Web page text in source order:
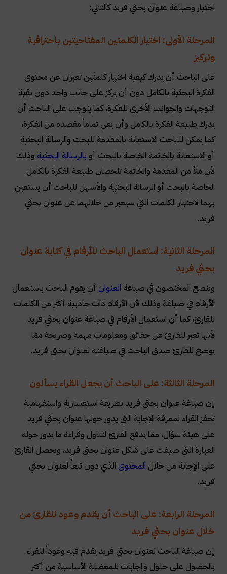
اختيار وصياغة عنوان بحثي فريد كالتالي:
المرحلة الأولى: اختيار الكلمتين المفتاحيتين باحترافية
وتركيز
على الباحث أن يدرك كيفية اختيار كلمتين تعبران عن محتوى
الفكرة البحثية بالكامل دون أن يركز على جانب واحد دون بقية
التوجهات والجوانب الأخرى للفكرة، كما يتوجب على الباحث أن
يدرك طبيعة الفكرة بالكامل وأن يعي تماماً مقصده من الفكرة،
كما يمكن للباحث الاستعانة بالمقدمة للبحث والرسالة البحثية
أو الاستعانة بالخاتمة الخاصة بالبحث أو بالرسالة البحثية وذلك
لأن ملاً من المقدمة والخاتمة تلخصان طبيعة الفكرة بالكامل
الخاصة بالبحث أو الرسالة البحثية والأسهل للباحث أن يستعين
بهما لاختيار الكلمات التي سيعبر من خلالهما عن عنوان بحثي
فريد.
المرحلة الثانية: استعمال الباحث للأرقام في كتابة عنوان
بحثي فريد
وينصح المختصون في صياغة العنوان أن يقوم الباحث باستعمال
الأرقام في صياغة وذلك لأن الأرقام ذات جاذبية أكثر من الكلمات
للقارئ، كما أن استعمال الأرقام في صياغة عنوان بحثي فريد
لأنها تعبر للقارئ عن حقائق ومعلومات مهمة وصريحة ممّا
يوضح للقارئ صدق الباحث في صياغته لعنوان بحثي فريد.
المرحلة الثالثة: على الباحث أن يجعل القراء يسألون
إن صياغة عنوان بحثي فريد بطريقة استفسارية واستفهامية
تحفز القراء لمعرفة الإجابة التي يدور حولها عنوان بحثي فريد
على هيئة سؤال، ممّا يدفع القارئ لتناول وقراءة ما يدور حوله
العبارة التي صيغت على شكل عنوان بحثي فريد، ويحصل القارئ
على الإجابة من خلال المحتوى الذي دون تبعاً لعنوان بحثي
فريد.
المرحلة الرابعة: على الباحث أن يقدم وعود للقارئ من
خلال عنوان بحثي فريد
إن صياغة الباحث لعنوان بحثي فريد يقدم فيه وعوداً للقراء
بالحصول على حلول وإجابات للمعضلة الأساسية من أكثر